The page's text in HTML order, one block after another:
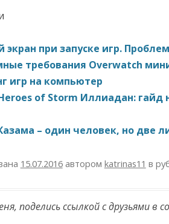
экран при запуске игр.
требования Overwatch
игр на компьютер
of Storm Иллиадан: гайд
– один человек, но две
15.07.2016автором katrinas11 в
поделись ссылкой с друзьями в